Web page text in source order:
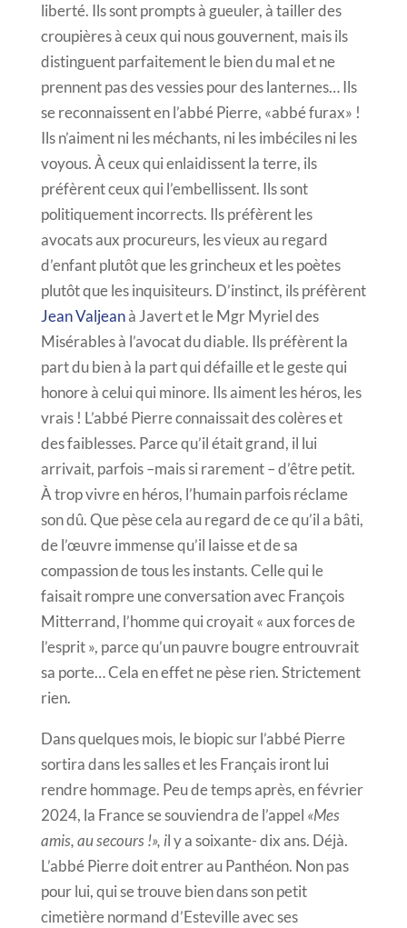
liberté. Ils sont prompts à gueuler, à tailler des
croupières à ceux qui nous gouvernent, mais ils
distinguent parfaitement le bien du mal et ne
prennent pas des vessies pour des lanternes… Ils
se reconnaissent en l’abbé Pierre, «abbé furax» !
Ils n’aiment ni les méchants, ni les imbéciles ni les
voyous. À ceux qui enlaidissent la terre, ils
préfèrent ceux qui l’embellissent. Ils sont
politiquement incorrects. Ils préfèrent les
avocats aux procureurs, les vieux au regard
d’enfant plutôt que les grincheux et les poètes
plutôt que les inquisiteurs. D’instinct, ils préfèrent
Jean Valjeanà Javert et le Mgr Myriel des
Misérables à l’avocat du diable. Ils préfèrent la
part du bien à la part qui défaille et le geste qui
honore à celui qui minore. Ils aiment les héros, les
vrais ! L’abbé Pierre connaissait des colères et
des faiblesses. Parce qu’il était grand, il lui
arrivait, parfois –mais si rarement – d’être petit.
À trop vivre en héros, l’humain parfois réclame
son dû. Que pèse cela au regard de ce qu’il a bâti,
de l’œuvre immense qu’il laisse et de sa
compassion de tous les instants. Celle qui le
faisait rompre une conversation avec François
Mitterrand, l’homme qui croyait « aux forces de
l’esprit », parce qu’un pauvre bougre entrouvrait
sa porte… Cela en effet ne pèse rien. Strictement
rien.
Dans quelques mois, le biopic sur l’abbé Pierre
sortira dans les salles et les Français iront lui
rendre hommage. Peu de temps après, en février
2024, la France se souviendra de l’appel «Mes
amis, au secours !», il y a soixante- dix ans. Déjà.
L’abbé Pierre doit entrer au Panthéon. Non pas
pour lui, qui se trouve bien dans son petit
cimetière normand d’Esteville avec ses